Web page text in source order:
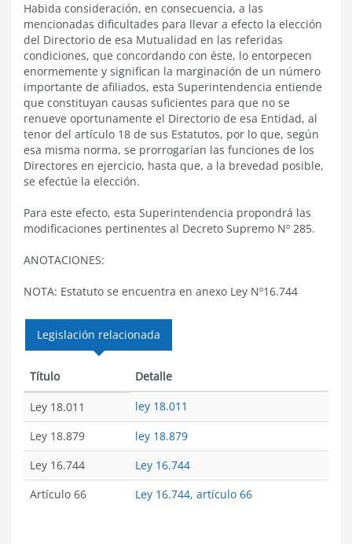
Habida consideración, en consecuencia, a las
mencionadas dificultades para llevar a efecto la elección
del Directorio de esa Mutualidad en las referidas
condiciones, que concordando con éste, lo entorpecen
enormemente y significan la marginación de un número
importante de afiliados, esta Superintendencia entiende
que constituyan causas suficientes para que no se
renueve oportunamente el Directorio de esa Entidad, al
tenor del artículo 18 de sus Estatutos, por lo que, según
esa misma norma, se prorrogarían las funciones de los
Directores en ejercicio, hasta que, a la brevedad posible,
se efectúe la elección.
Para este efecto, esta Superintendencia propondrá las
modificaciones pertinentes al Decreto Supremo Nº 285.
ANOTACIONES:
NOTA: Estatuto se encuentra en anexo Ley Nº16.744
Legislación relacionada
Título Detalle
Ley 18.011
ley 18.011
Ley 18.879
ley 18.879
Ley 16.744
Ley 16.744
Artículo 66
Ley 16.744, artículo 66